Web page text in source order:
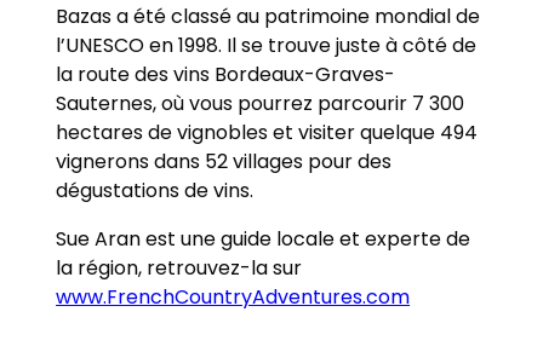
Bazas a été classé au patrimoine mondial de
l’UNESCO en 1998. Il se trouve juste à côté de
la route des vins Bordeaux-Graves-
Sauternes, où vous pourrez parcourir 7 300
hectares de vignobles et visiter quelque 494
vignerons dans 52 villages pour des
dégustations de vins.
Sue Aran est une guide locale et experte de
la région, retrouvez-la sur
www.FrenchCountryAdventures.com